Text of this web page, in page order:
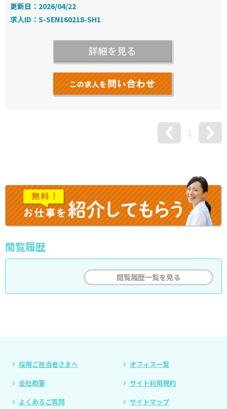
更新日：2026/04/22
求人ID：S-SEN160218-SH1
1
閲覧履歴
閲覧履歴一覧を見る
採用ご担当者さまへ
オフィス一覧
会社概要
サイト利用規約
よくあるご質問
サイトマップ